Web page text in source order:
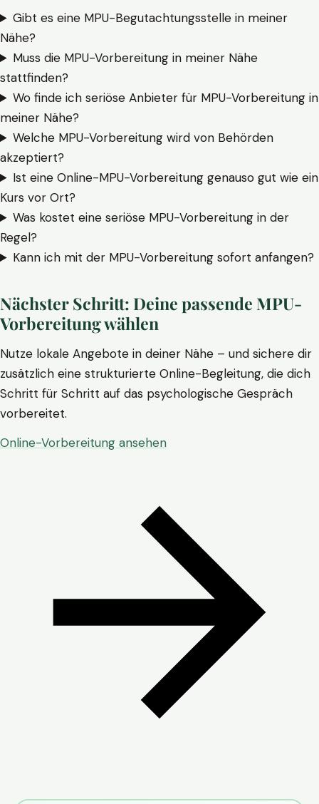
Gibt es eine MPU-Begutachtungsstelle in meiner
Nähe?
Muss die MPU-Vorbereitung in meiner Nähe
stattfinden?
Wo finde ich seriöse Anbieter für MPU-Vorbereitung in
meiner Nähe?
Welche MPU-Vorbereitung wird von Behörden
akzeptiert?
Ist eine Online-MPU-Vorbereitung genauso gut wie ein
Kurs vor Ort?
Was kostet eine seriöse MPU-Vorbereitung in der
Regel?
Kann ich mit der MPU-Vorbereitung sofort anfangen?
Nächster Schritt: Deine passende MPU-
Vorbereitung wählen
Nutze lokale Angebote in deiner Nähe – und sichere dir
zusätzlich eine strukturierte Online-Begleitung, die dich
Schritt für Schritt auf das psychologische Gespräch
vorbereitet.
Online-Vorbereitung ansehen